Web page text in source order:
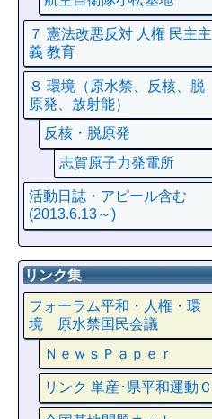
７ 憲法改悪反対 人権 民主主
義 教育
８ 環境（原水禁、反核、脱
原発、放射能）
反核・脱原発
志賀原子力発電所
活動日誌・アピール含む
(2013.6.13～)
リンク集
フォーラム平和・人権・環
境 原水禁国民会議
ＮｅｗｓＰａｐｅｒ
リンク 単産･県平和運動Ｃ